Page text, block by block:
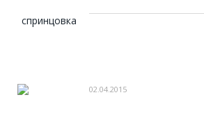
02.04.2015